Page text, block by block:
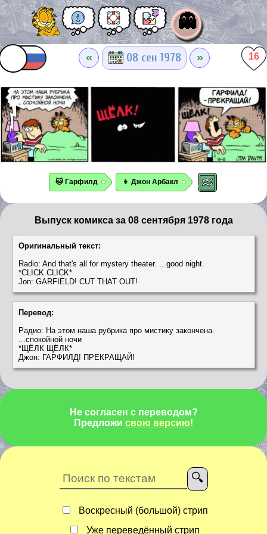
👻
« 08 сен 1978 » 16
🐱 Гарфилд 👦 Джон Арбакл
Выпуск комикса за 08 сентября 1978 года
Оригинальный текст:
Radio: And that's all for mystery theater. ...good night.
*CLICK CLICK*
Jon: GARFIELD! CUT THAT OUT!
Перевод:
Радио: На этом наша рубрика про мистику закончена.
...спокойной ночи
*ЩЁЛК ЩЁЛК*
Джон: ГАРФИЛД! ПРЕКРАЩАЙ!
Не согласен с переводом?
Предложи свою версию!
Воскресный (большой) стрип
Уже переведённый стрип